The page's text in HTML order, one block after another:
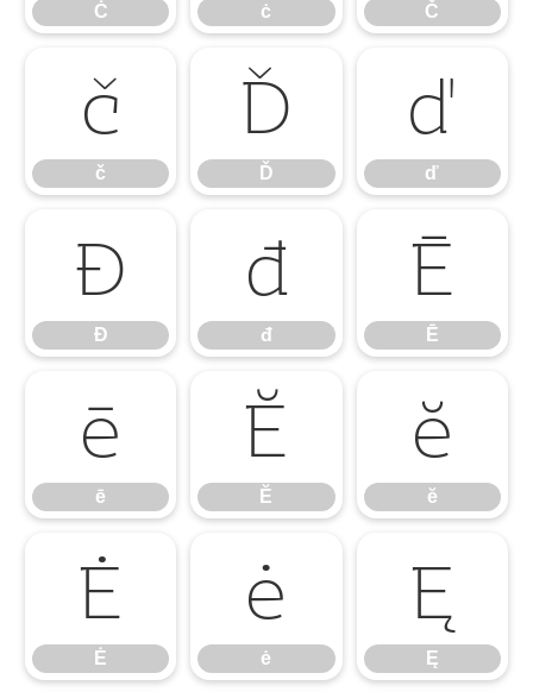
Ċ ċ Č
č
č
Ď
Ď
ď
ď
Đ
Đ
đ
đ
Ē
Ē
ē
ē
Ĕ
Ĕ
ĕ
ĕ
Ė
Ė
ė
ė
Ę
Ę